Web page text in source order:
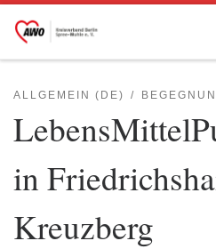
Zum Inhalt springen
ALLGEMEIN (DE)
in
Kreuzberg